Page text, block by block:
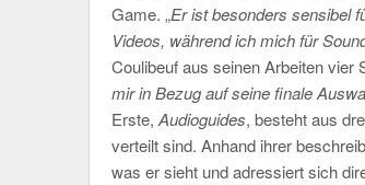
Game. „Er ist besonders sensibel
Videos, während ich mich für
Coulibeuf aus seinen Arbeiten vier
mir in Bezug auf seine finale
Erste, Audioguides, besteht aus
verteilt sind. Anhand ihrer
was er sieht und adressiert sich